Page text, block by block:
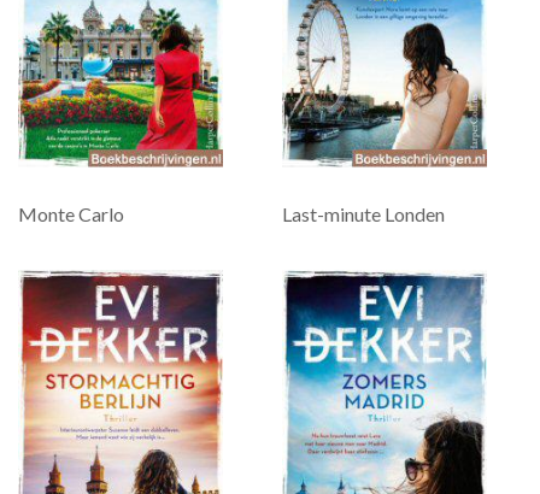
Monte Carlo Last-minute Londen